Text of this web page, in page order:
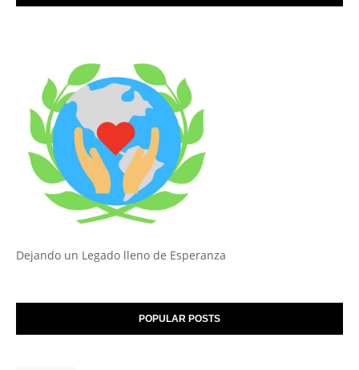
Dejando un Legado lleno de Esperanza
POPULAR POSTS